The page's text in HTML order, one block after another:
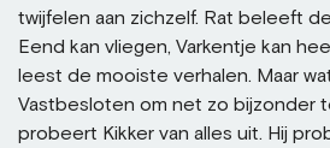
twijfelen aan zichzelf. Rat beleeft
Eend kan vliegen, Varkentje kan
leest de mooiste verhalen. Maar
Vastbesloten om net zo bijzonder
probeert Kikker van alles uit. Hij